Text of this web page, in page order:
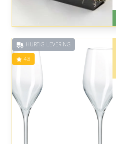
HURTIG LEVERING
4.8